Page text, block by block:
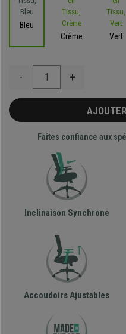
Bleu
Crème
Vert
- +
Faites confiance aux
Inclinaison Synchrone
Accoudoirs Ajustables